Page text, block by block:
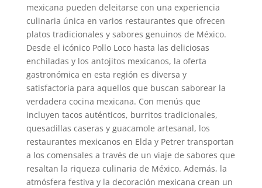
mexicana pueden deleitarse con una experiencia
culinaria única en varios restaurantes que ofrecen
platos tradicionales y sabores genuinos de México.
Desde el icónico Pollo Loco hasta las deliciosas
enchiladas y los antojitos mexicanos, la oferta
gastronómica en esta región es diversa y
satisfactoria para aquellos que buscan saborear la
verdadera cocina mexicana. Con menús que
incluyen tacos auténticos, burritos tradicionales,
quesadillas caseras y guacamole artesanal, los
restaurantes mexicanos en Elda y Petrer transportan
a los comensales a través de un viaje de sabores que
resaltan la riqueza culinaria de México. Además, la
atmósfera festiva y la decoración mexicana crean un